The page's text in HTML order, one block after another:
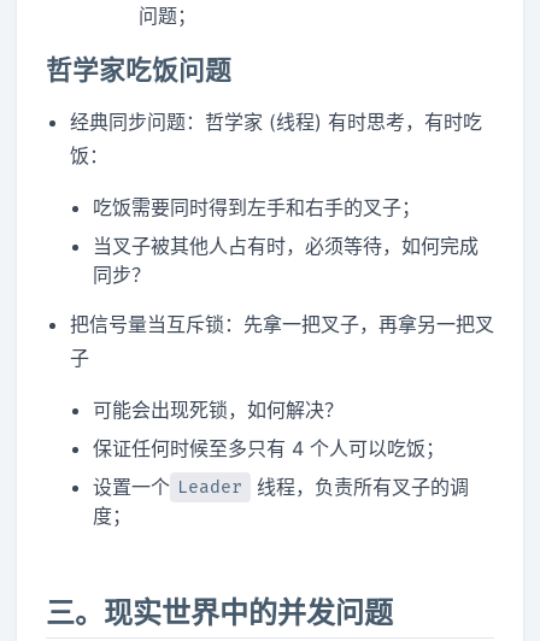
问题；
哲学家吃饭问题
经典同步问题：哲学家 (线程) 有时思考，有时吃
饭：
吃饭需要同时得到左手和右手的叉子；
当叉子被其他人占有时，必须等待，如何完成
同步？
把信号量当互斥锁：先拿一把叉子，再拿另一把叉
子
可能会出现死锁，如何解决？
保证任何时候至多只有 4 个人可以吃饭；
设置一个 Leader
线程，负责所有叉子的调
度；
三。现实世界中的并发问题